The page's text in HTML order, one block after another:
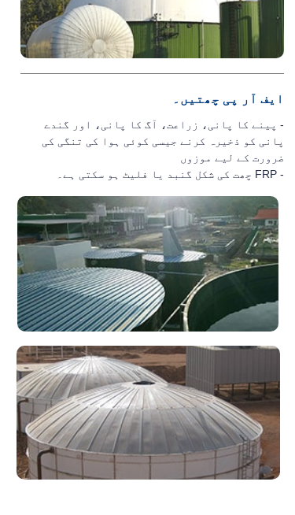
ایف آر پی چھتیں۔
- پینے کا پانی، زراعت، آگ کا پانی، اور گندے
پانی کو ذخیرہ کرنے جیسی کوئی ہوا کی تنگی کی
ضرورت کے لیے موزوں
- FRP چھت کی شکل گنبد یا فلیٹ ہو سکتی ہے۔